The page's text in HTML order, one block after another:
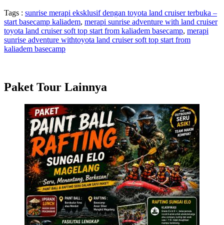
Tags : sunrise merapi eksklusif dengan toyota land cruiser terbuka –
start basecamp kaliadem, merapi sunrise adventure with land cruiser
toyota land cruiser soft top start from kaliadem basecamp, merapi
sunrise adventure withtoyota land cruiser soft top start from
kaliadem basecamp
Paket Tour Lainnya